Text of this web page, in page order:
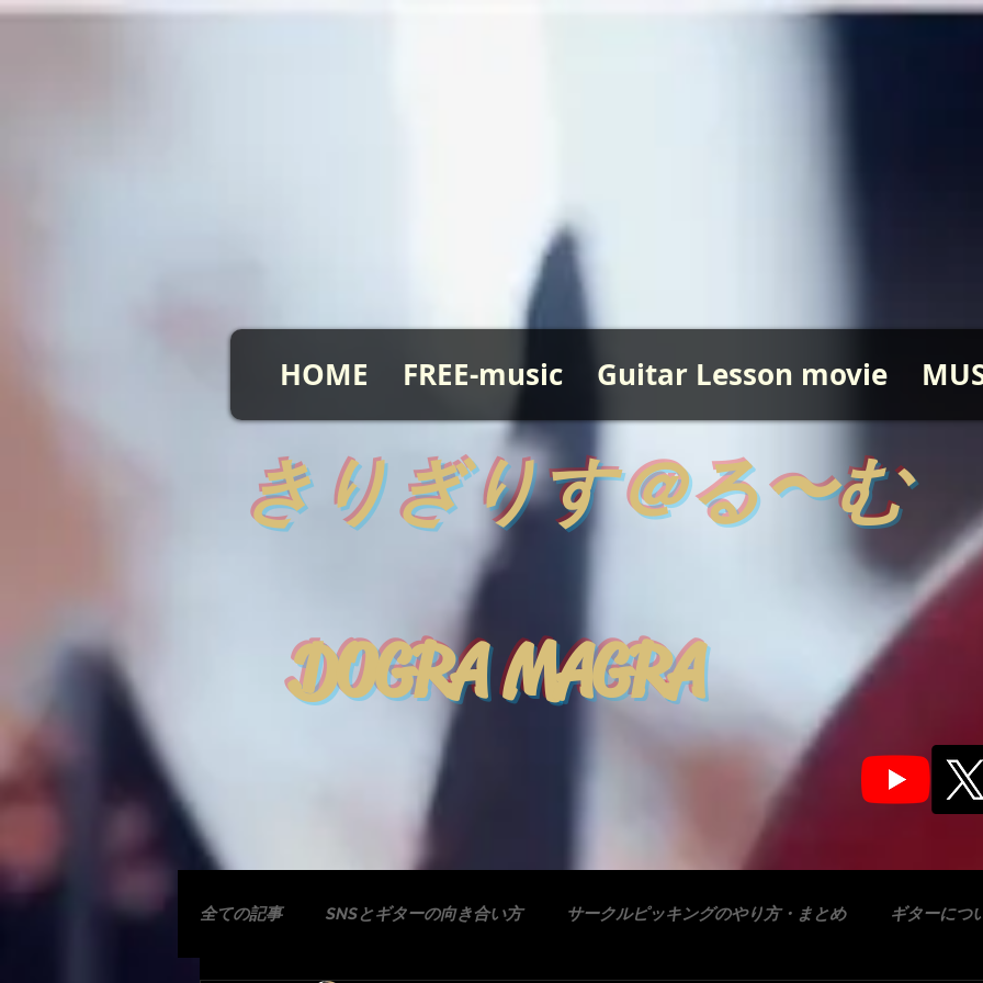
HOME FREE-music Guitar Lesson movie
全ての記事 SNSとギターの向き合い方 サークルピッキングのやり方・まとめ ギターにつ
きりぎりす＠る〜む
DOGRA MAGRA